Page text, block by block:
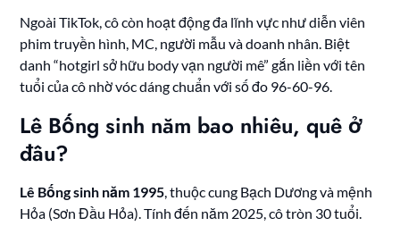
Ngoài TikTok, cô còn hoạt động đa lĩnh vực như diễn viên
phim truyền hình, MC, người mẫu và doanh nhân. Biệt
danh “hotgirl sở hữu body vạn người mê” gắn liền với tên
tuổi của cô nhờ vóc dáng chuẩn với số đo 96-60-96.
Lê Bống sinh năm bao nhiêu, quê ở
đâu?
Lê Bống sinh năm 1995, thuộc cung Bạch Dương và mệnh
Hỏa (Sơn Đầu Hỏa). Tính đến năm 2025, cô tròn 30 tuổi.